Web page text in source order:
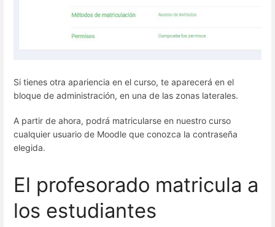
Si tienes otra apariencia en el curso, te aparecerá en el
bloque de administración, en una de las zonas laterales.
A partir de ahora, podrá matricularse en nuestro curso
cualquier usuario de Moodle que conozca la contraseña
elegida.
El profesorado matricula a
los estudiantes